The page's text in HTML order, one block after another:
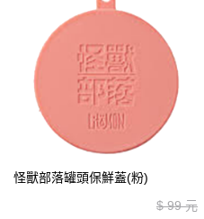
怪獸部落罐頭保鮮蓋(粉)
$99 元